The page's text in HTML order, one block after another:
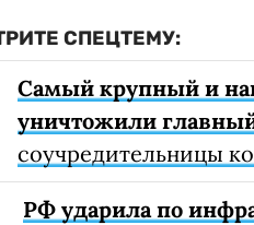
СПЕЦТЕМУ:
Самый крупный и
уничтожили
соучредительницы
РФ ударила по